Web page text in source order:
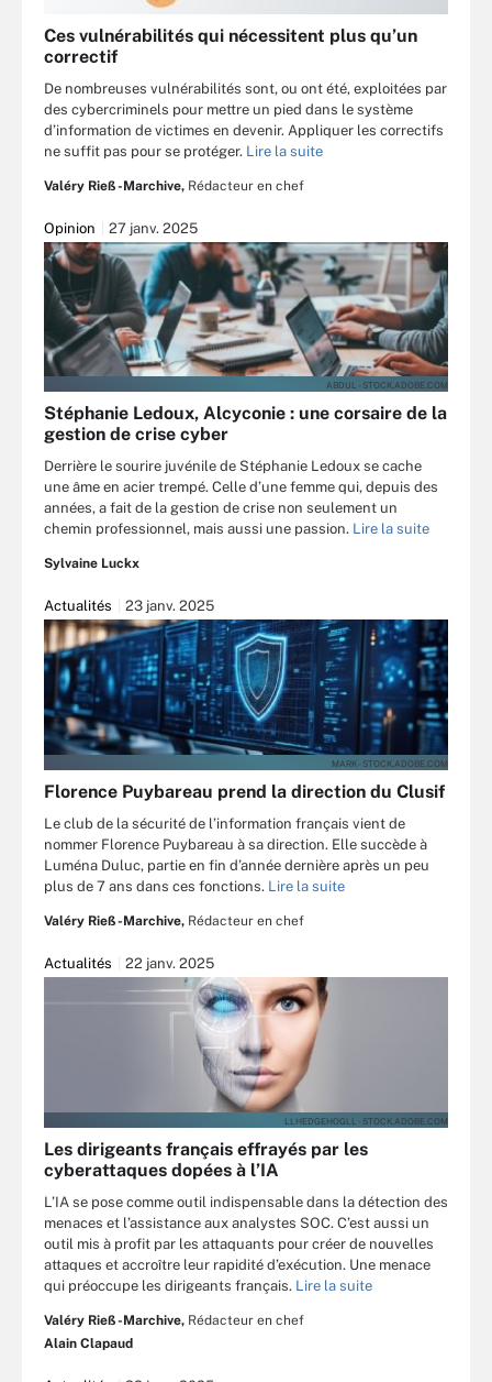
Ces vulnérabilités qui nécessitent plus qu’un
correctif
De nombreuses vulnérabilités sont, ou ont été, exploitées par
des cybercriminels pour mettre un pied dans le système
d’information de victimes en devenir. Appliquer les correctifs
ne suffit pas pour se protéger. Lire la suite
Valéry Rieß-Marchive, Rédacteur en chef
Opinion 27 janv. 2025
ABDUL - STOCK.ADOBE.COM
Stéphanie Ledoux, Alcyconie : une corsaire de la
gestion de crise cyber
Derrière le sourire juvénile de Stéphanie Ledoux se cache
une âme en acier trempé. Celle d’une femme qui, depuis des
années, a fait de la gestion de crise non seulement un
chemin professionnel, mais aussi une passion. Lire la suite
Sylvaine Luckx
Actualités 23 janv. 2025
MARK - STOCK.ADOBE.COM
Florence Puybareau prend la direction du Clusif
Le club de la sécurité de l’information français vient de
nommer Florence Puybareau à sa direction. Elle succède à
Luména Duluc, partie en fin d’année dernière après un peu
plus de 7 ans dans ces fonctions. Lire la suite
Valéry Rieß-Marchive, Rédacteur en chef
Actualités 22 janv. 2025
LLHEDGEHOGLL - STOCK.ADOBE.COM
Les dirigeants français effrayés par les
cyberattaques dopées à l’IA
L’IA se pose comme outil indispensable dans la détection des
menaces et l’assistance aux analystes SOC. C’est aussi un
outil mis à profit par les attaquants pour créer de nouvelles
attaques et accroître leur rapidité d’exécution. Une menace
qui préoccupe les dirigeants français. Lire la suite
Valéry Rieß-Marchive, Rédacteur en chef
Alain Clapaud